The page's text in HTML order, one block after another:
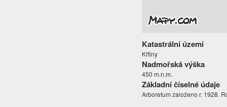
Katastrální území
Křtiny
Nadmořská výška
450 m.n.m.
Základní číselné údaje
Arboretum založeno r. 1928.